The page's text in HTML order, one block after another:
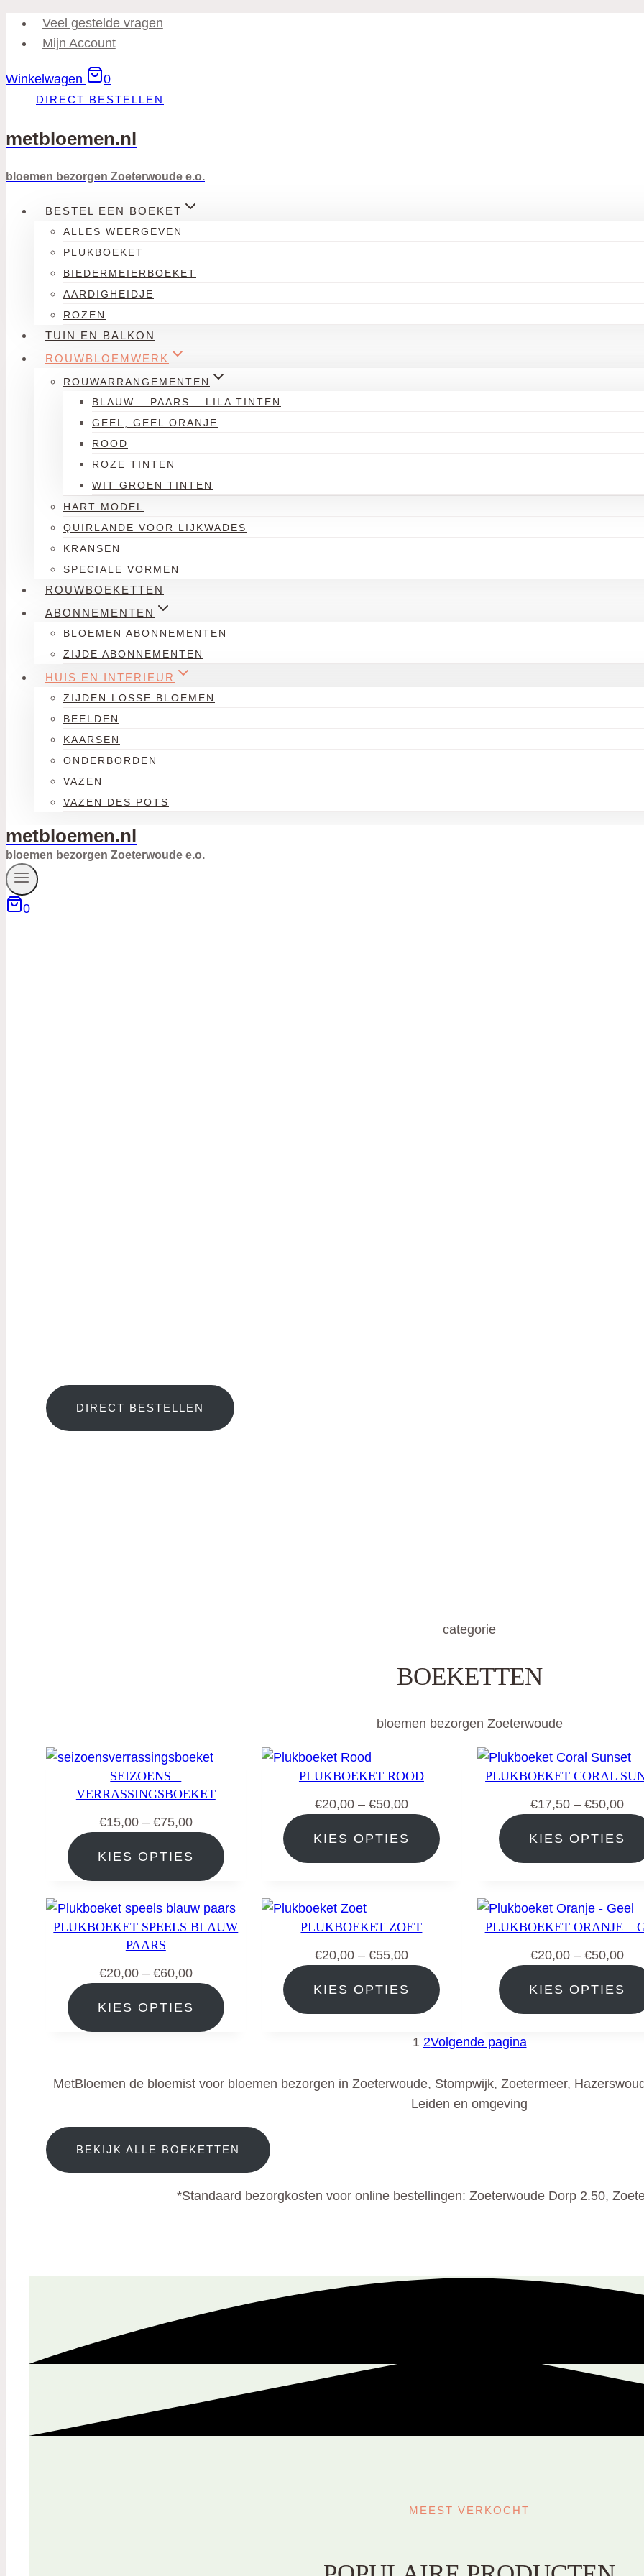
Doorgaan
naar
Veel gestelde vragen
Mijn Account
Winkelwagen 0
DIRECT BESTELLEN
metbloemen.nl
bloemen bezorgen Zoeterwoude e.o.
BESTEL EEN BOEKET
ALLES WEERGEVEN
PLUKBOEKET
BIEDERMEIERBOEKET
AARDIGHEIDJE
ROZEN
TUIN EN BALKON
ROUWBLOEMWERK
ROUWARRANGEMENTEN
BLAUW – PAARS – LILA TINTEN
GEEL, GEEL ORANJE
ROOD
ROZE TINTEN
WIT GROEN TINTEN
HART MODEL
QUIRLANDE VOOR LIJKWADES
KRANSEN
SPECIALE VORMEN
ROUWBOEKETTEN
ABONNEMENTEN
BLOEMEN ABONNEMENTEN
ZIJDE ABONNEMENTEN
HUIS EN INTERIEUR
ZIJDEN LOSSE BLOEMEN
BEELDEN
KAARSEN
ONDERBORDEN
VAZEN
VAZEN DES POTS
metbloemen.nl
bloemen bezorgen Zoeterwoude e.o.
0
DIRECT BESTELLEN
categorie
BOEKETTEN
bloemen bezorgen Zoeterwoude
SEIZOENS –
VERRASSINGSBOEKET
€15,00 – €75,00Prijsklasse:
€15,00
tot
€75,00
KIES OPTIES
PLUKBOEKET ROOD
€20,00 – €50,00Prijsklasse:
€20,00
tot
€50,00
KIES OPTIES
PLUKBOEKET CORAL
€17,50 – €50,00
tot
KIES OPTIES
PLUKBOEKET SPEELS BLAUW
PAARS
€20,00 – €60,00Prijsklasse:
€20,00
tot
€60,00
KIES OPTIES
PLUKBOEKET ZOET
€20,00 – €55,00Prijsklasse:
€20,00
tot
€55,00
KIES OPTIES
PLUKBOEKET ORANJE –
€20,00 – €50,00
tot
KIES OPTIES
1 2Volgende pagina
MetBloemen de bloemist voor bloemen bezorgen in Zoeterwoude, Stompwijk, Zoetermeer,
Leiden en omgeving
BEKIJK ALLE BOEKETTEN
*Standaard bezorgkosten voor online bestellingen: Zoeterwoude Dorp 2.50,
MEEST VERKOCHT